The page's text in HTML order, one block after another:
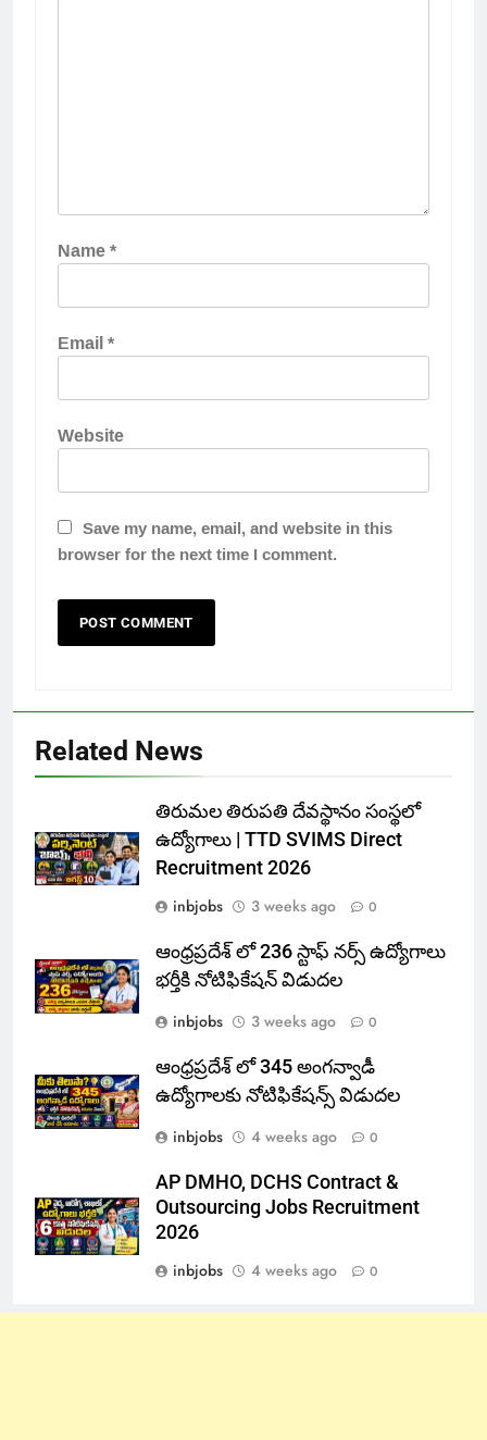
Name*
Email*
Website
Save my name, email, and website in this
browser for the next time I comment.
Related News
తిరుమల తిరుపతి దేవస్థానం సంస్థలో
ఉద్యోగాలు | TTD SVIMS Direct
Recruitment 2026
inbjobs
3 weeks ago 0
ఆంధ్రప్రదేశ్ లో 236 స్టాఫ్ నర్స్ ఉద్యోగాలు
భర్తీకి నోటిఫికేషన్ విడుదల
inbjobs
3 weeks ago 0
ఆంధ్రప్రదేశ్ లో 345 అంగన్వాడీ
ఉద్యోగాలకు నోటిఫికేషన్స్ విడుదల
inbjobs
4 weeks ago 0
AP DMHO, DCHS Contract &
Outsourcing Jobs Recruitment
2026
inbjobs
4 weeks ago 0